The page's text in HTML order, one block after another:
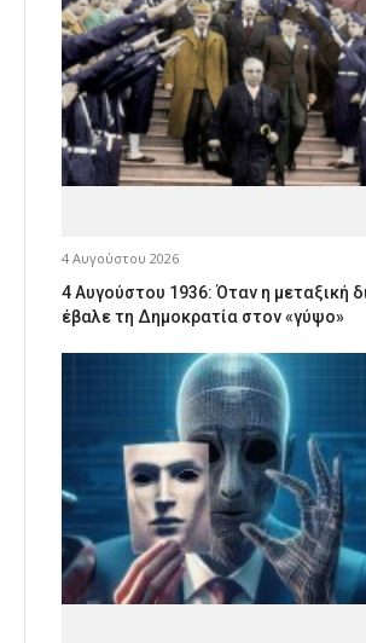
4 Αυγούστου 2026
4 Αυγούστου 1936: Όταν η μεταξική
έβαλε τη Δημοκρατία στον «γύψο»